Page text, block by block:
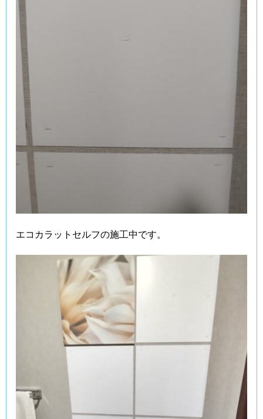
エコカラットセルフの施工中です。